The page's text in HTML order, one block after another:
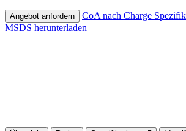
Angebot anfordern CoA nach Charge
MSDS herunterladen